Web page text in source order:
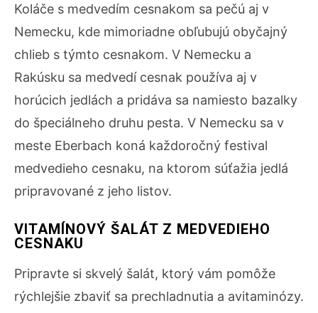
Koláče s medvedím cesnakom sa pečú aj v
Nemecku, kde mimoriadne obľubujú obyčajný
chlieb s týmto cesnakom. V Nemecku a
Rakúsku sa medvedí cesnak používa aj v
horúcich jedlách a pridáva sa namiesto bazalky
do špeciálneho druhu pesta. V Nemecku sa v
meste Eberbach koná každoročný festival
medvedieho cesnaku, na ktorom súťažia jedlá
pripravované z jeho listov.
VITAMÍNOVÝ ŠALÁT Z MEDVEDIEHO
CESNAKU
Pripravte si skvelý šalát, ktorý vám pomôže
rýchlejšie zbaviť sa prechladnutia a avitaminózy.